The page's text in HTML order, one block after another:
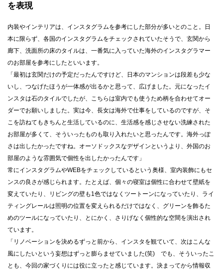
を表現
内装やインテリアは、インスタグラムを参考にした部分が多いとのこと。日
本に限らず、各国のインスタグラムをチェックされていたそうで、玄関から
廊下、洗面所の床のタイルは、一番気に入っていた海外のインスタグラマー
のお部屋を参考にしたといいます。
「最初は玄関だけの予定だったんですけど、日本のマンションは段差も少な
いし、つなげたほうが一体感が出るかと思って、広げました。元になったイ
ンスタは石のタイルでしたが、こちらは室内でも使うため柄を合わせてオー
ダーでお願いしました。実は今、長女は海外で仕事をしているのですが、そ
こを訪ねてもきちんと生活しているのに、生活感を感じさせない洗練された
お部屋が多くて、そういったものも取り入れたいと思ったんです。海外っぽ
さは出したかったですね。オーソドックスなデザインというより、外国のお
部屋のような雰囲気で個性を出したかったんです」
常にインスタグラムやWEBをチェックしているという奥様、室内装飾にもセ
ンスの良さが感じられます。たとえば、個々の寝室は個性に合わせて壁紙を
変えていたり、リビングの壁も1色ではなくツートーンになっていたり、ライ
ティングレールは照明の位置を変えられるだけではなく、グリーンを飾るた
めのツールになっていたり、とにかく、さりげなく個性的な空間を演出され
ています。
「リノベーションを決めるずっと前から、インスタを観ていて、次はこんな
風にしたいという妄想はずっと膨らませていました(笑) でも、そういったこ
とも、今回の家づくりには役に立ったと感じています。決まってから情報収